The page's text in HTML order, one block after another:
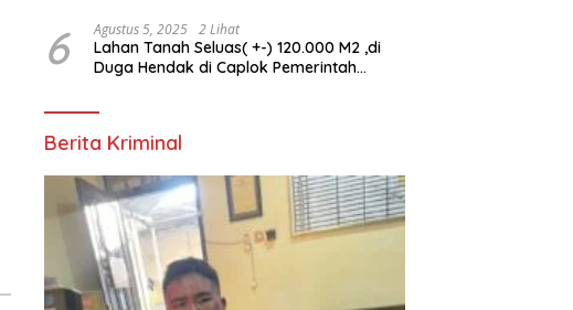
6 Agustus 5, 2025 2 Lihat
Lahan Tanah Seluas( +-) 120.000 M2 ,di
Duga Hendak di Caplok Pemerintah
Berita Kriminal